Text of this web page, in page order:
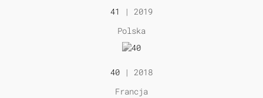
41
| 2019
Polska
40 | 2018
Francja